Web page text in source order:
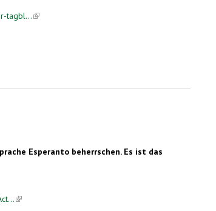
tagbl...(link is external)
Esperanto beherrschen. Es ist das
(link is external)